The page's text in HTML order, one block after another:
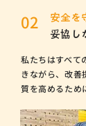
02 安全を
妥協し
私たちはすべて
きながら、改善
質を高めるため